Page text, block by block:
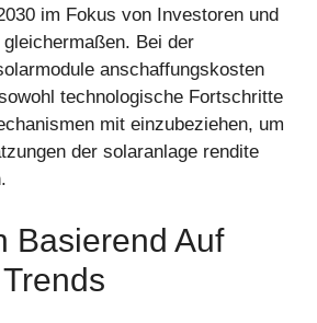
im Fokus von Investoren und
gleichermaßen. Bei der
anschaffungskosten
technologische Fortschritte
mit einzubeziehen, um
der solaranlage rendite
Basierend Auf